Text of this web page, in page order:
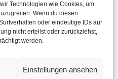
Technologien wie Cookies, um
Wenn du diesen
oder eindeutige IDs auf
nicht erteilst oder zurückziehst,
werden.
Einstellungen ansehen